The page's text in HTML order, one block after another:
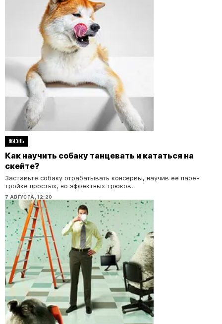
ЖИЗНЬ
Как научить собаку танцевать и кататься на
скейте?
Заставьте собаку отрабатывать консервы, научив ее паре-
тройке простых, но эффектных трюков.
7 АВГУСТА, 12:20